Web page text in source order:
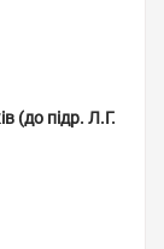
(до підр. Л.Г.